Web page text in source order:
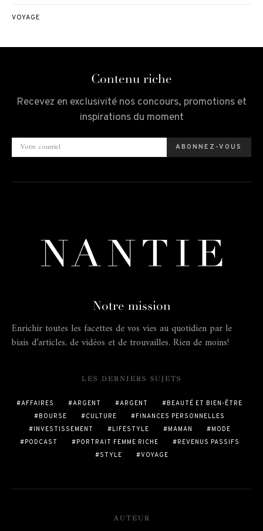
VOYAGE
Contenu riche
Recevez en exclusivité nos concours, promotions et
inspirations du moment
ABONNEZ-VOUS
Notre mission
Enrichir toutes les facettes de vos vies au quotidien par le
biais d’articles, de vidéos et de trouvailles. Rien de moins!
LES DERNIERS SUJETS
AFFAIRES ARGENT ARGENT
BEAUTÉ ET BIEN-ÊTRE
BOURSE
CULTURE
FINANCES PERSONNELLES
INVESTISSEMENT
LIFESTYLE MAMAN
MODE
PODCAST
PORTRAIT FEMME RICHE
REVENUS PASSIFS
STYLE
VOYAGE
AUTEUR